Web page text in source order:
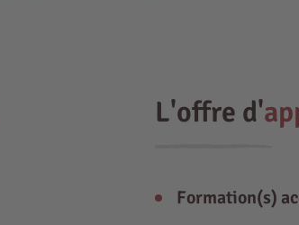
L'offre d'
Formation(s)